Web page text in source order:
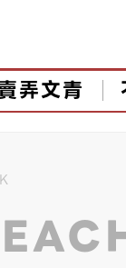
弄文青